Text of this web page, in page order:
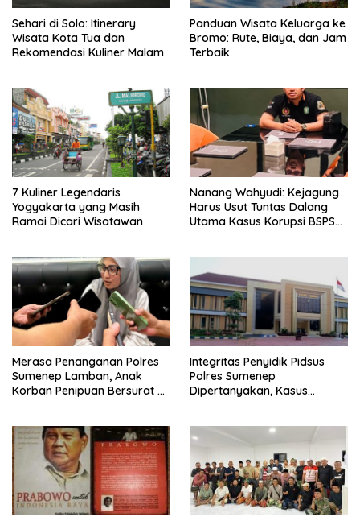
Sehari di Solo: Itinerary
Wisata Kota Tua dan
Rekomendasi Kuliner Malam
Panduan Wisata Keluarga ke
Bromo: Rute, Biaya, dan Jam
Terbaik
7 Kuliner Legendaris
Yogyakarta yang Masih
Ramai Dicari Wisatawan
Nanang Wahyudi: Kejagung
Harus Usut Tuntas Dalang
Utama Kasus Korupsi BSPS
Merasa Penanganan Polres
Sumenep Lamban, Anak
Korban Penipuan Bersurat ke
Integritas Penyidik Pidsus
Polres Sumenep
Dipertanyakan, Kasus
Kepastian